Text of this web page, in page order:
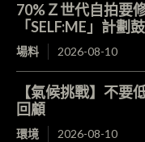
70%Ｚ世代自拍要
「SELF:ME」計劃
場料 2026-08-10
【氣候挑戰】不要
回顧
環境 2026-08-10